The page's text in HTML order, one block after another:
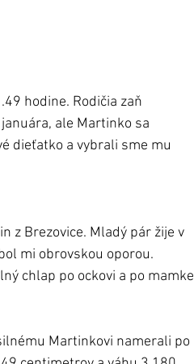
hodine. Rodičia zaň
ale Martinko sa
dieťatko a vybrali sme mu
z Brezovice. Mladý pár žije v
mi obrovskou oporou.
chlap po ockovi a po mamke
Martinkovi namerali po